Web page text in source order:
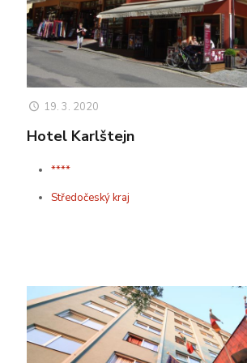
19. 3. 2020
Hotel Karlštejn
****
Středočeský kraj